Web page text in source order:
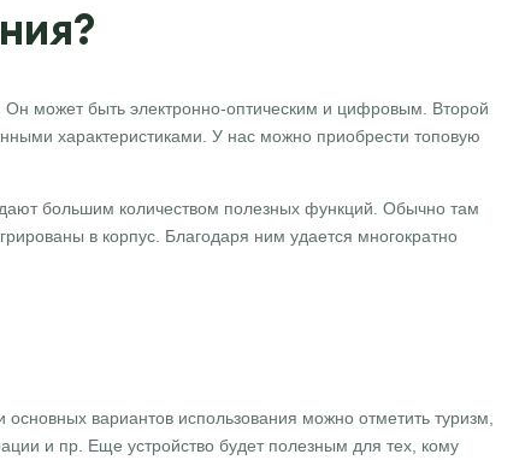
может быть электронно-оптическим и цифровым. Второй
характеристиками. У нас можно приобрести топовую
большим количеством полезных функций. Обычно там
в корпус. Благодаря ним удается многократно
вариантов использования можно отметить туризм,
и пр. Еще устройство будет полезным для тех, кому